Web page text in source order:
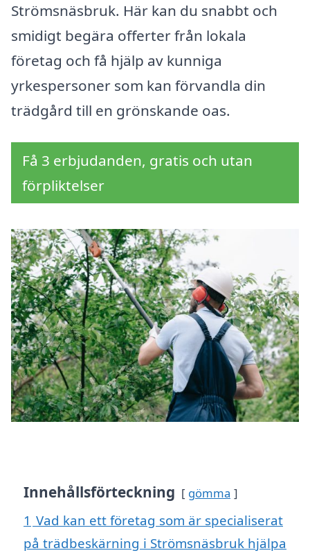
Strömsnäsbruk. Här kan du snabbt och
smidigt begära offerter från lokala
företag och få hjälp av kunniga
yrkespersoner som kan förvandla din
trädgård till en grönskande oas.
Få 3 erbjudanden, gratis och utan
förpliktelser
Innehållsförteckning gömma
1 Vad kan ett företag som är specialiserat
på trädbeskärning i Strömsnäsbruk hjälpa